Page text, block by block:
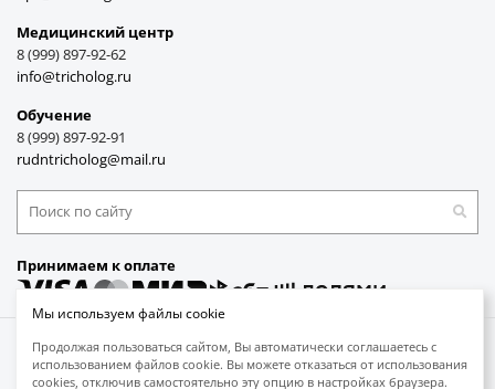
Медицинский центр
8 (999) 897-92-62
info@tricholog.ru
Обучение
8 (999) 897-92-91
rudntricholog@mail.ru
Принимаем к оплате
Защита авторских прав
Обработка персональных данных
Мы используем файлы cookie
Продолжая пользоваться сайтом, Вы автоматически соглашаетесь с
использованием файлов cookie. Вы можете отказаться от использования
cookies, отключив самостоятельно эту опцию в настройках браузера.